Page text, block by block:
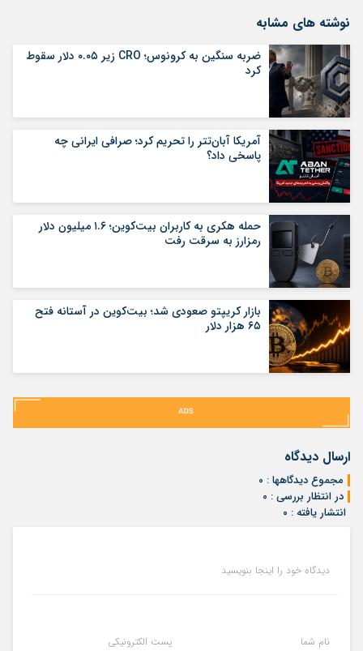
نوشته های مشابه
ضربه سنگین به کرونوس؛ CRO زیر ۰.۰۵ دلار سقوط
کرد
آمریکا آبان‌تتر را تحریم کرد؛ صرافی ایرانی چه
پاسخی داد؟
حمله هکری به کاربران بیت‌کوین؛ ۱.۶ میلیون دلار
رمزارز به سرقت رفت
بازار کریپتو صعودی شد؛ بیت‌کوین در آستانه فتح
۶۵ هزار دلار
ارسال دیدگاه
مجموع دیدگاهها : ۰
در انتظار بررسی : ۰
انتشار یافته : ۰
دیدگاه خود را اینجا بنویسید
نام شما پست الکترونیکی